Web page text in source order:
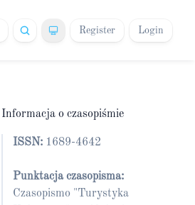
Register Login
Informacja o czasopiśmie
ISSN: 1689-4642
Punktacja czasopisma:
Czasopismo "Turystyka